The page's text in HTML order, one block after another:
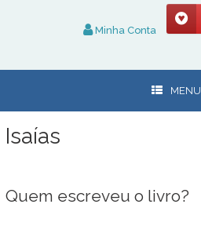
Minha Conta
MENU
Isaías
Quem escreveu o livro?